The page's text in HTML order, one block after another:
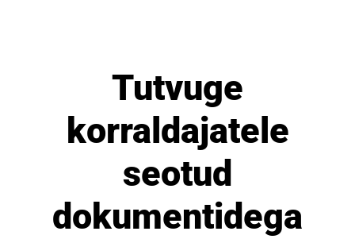
Tutvuge
korraldajatele
seotud
dokumentidega